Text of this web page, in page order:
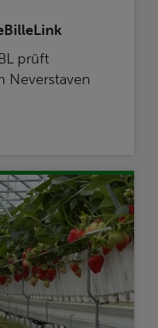
prüft
Neverstaven